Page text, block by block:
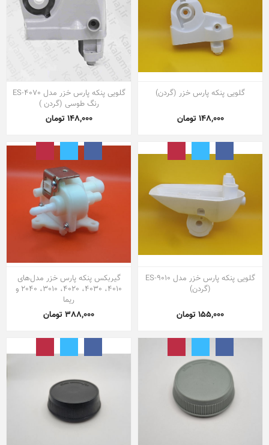
گلویی پنکه پارس خزر (گردن)
148,000 تومان
گلویی پنکه پارس خزر مدل ES-4070
رنگ طوسی (گردن )
148,000 تومان
گلویی پنکه پارس خزر مدل ES-9010
(گردن)
155,000 تومان
گیربکس پنکه پارس خزر مدل‌های
4010، 4030، 4020، 3010، 2040 و
ریما
388,000 تومان